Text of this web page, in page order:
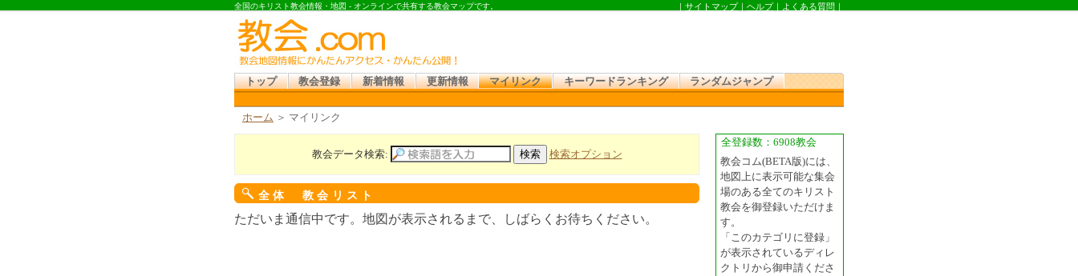
全国のキリスト教会情報・地図 - オンラインで共有する教会マップです。 ｜ サイトマップ｜ ヘルプ｜ よくある質問 ｜
トップ 教会登録 新着情報 更新情報 マイリンク キーワードランキング ランダムジャンプ
ホーム ＞ マイリンク
教会データ検索: 検索オプション
全体 教会リスト
ただいま通信中です。地図が表示されるまで、しばらくお待ちください。
全登録数：6908教会
教会コム(BETA版)には、
地図上に表示可能な集会
場のある全てのキリスト
教会を御登録いただけま
す。
「このカテゴリに登録」
が表示されているディレ
クトリから御申請くださ